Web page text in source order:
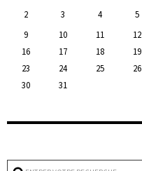
2
3 4 5
9
10 11 12
16
17 18 19
23
24 25 26
30
31